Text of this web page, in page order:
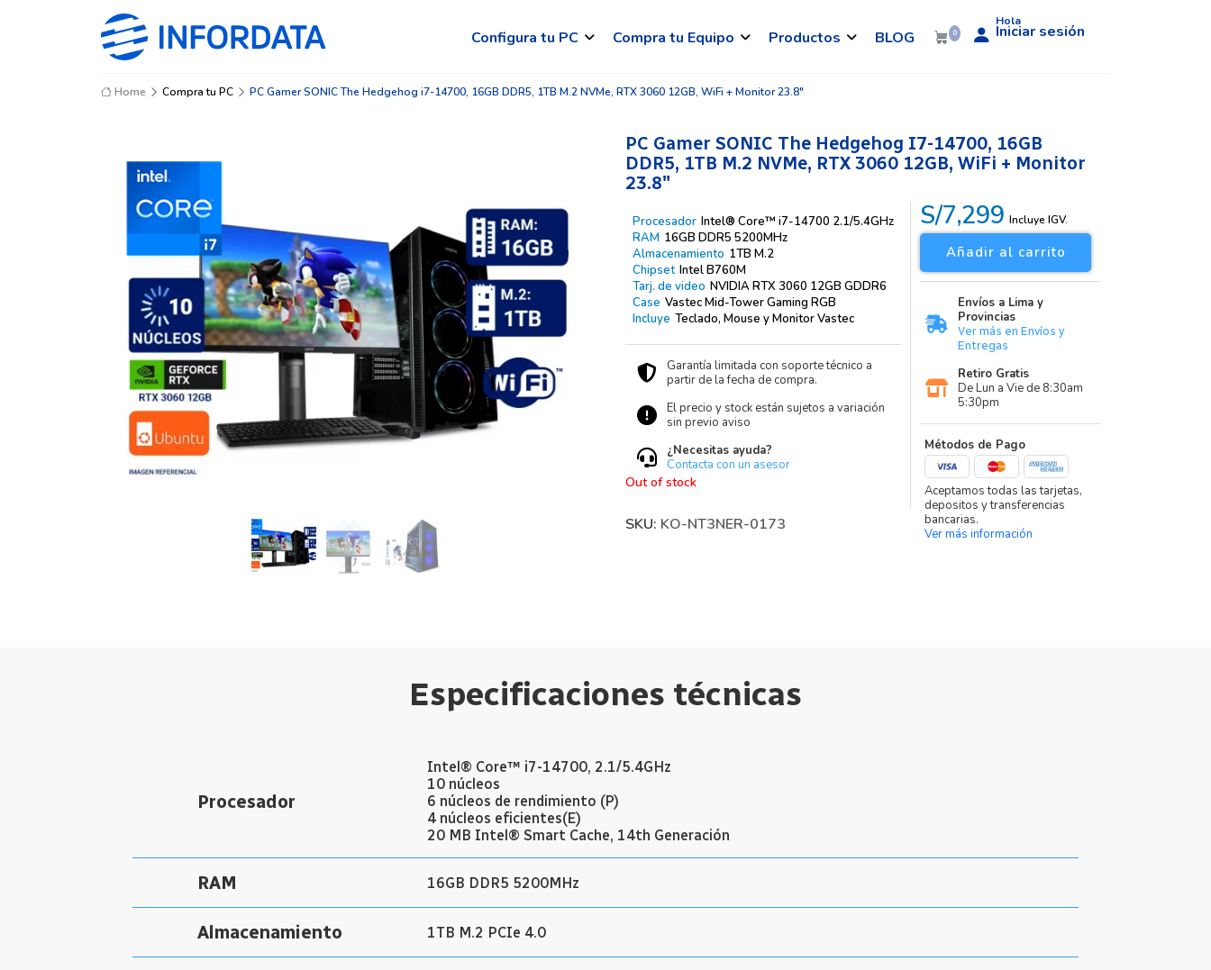
Configura tu PC Compra tu Equipo Productos BLOG 0
Hola
Iniciar sesión
Home Compra tu PC PC Gamer SONIC The Hedgehog i7-14700, 16GB DDR5, 1TB M.2 NVMe, RTX 3060 12GB, WiFi + Monitor 23.8"
PC Gamer SONIC The Hedgehog I7-14700, 16GB
DDR5, 1TB M.2 NVMe, RTX 3060 12GB, WiFi + Monitor
23.8″
Procesador Intel® Core™ i7-14700 2.1/5.4GHz
RAM 16GB DDR5 5200MHz
Almacenamiento 1TB M.2
Chipset Intel B760M
Tarj. de video NVIDIA RTX 3060 12GB GDDR6
Case Vastec Mid-Tower Gaming RGB
Incluye Teclado, Mouse y Monitor Vastec
Garantía limitada con soporte técnico a
partir de la fecha de compra.
El precio y stock están sujetos a variación
sin previo aviso
¿Necesitas ayuda?
Contacta con un asesor
S/7,299 Incluye IGV.
Añadir al carrito
Envíos a Lima y
Provincias
Ver más en Envíos y
Entregas
Retiro Gratis
De Lun a Vie de 8:30am
5:30pm
Métodos de Pago
Aceptamos todas las tarjetas,
depositos y transferencias
bancarias.
Ver más información
Out of stock
SKU: KO-NT3NER-0173
Especificaciones técnicas
Procesador
Intel® Core™ i7-14700, 2.1/5.4GHz
10 núcleos
6 núcleos de rendimiento (P)
4 núcleos eficientes(E)
20 MB Intel® Smart Cache, 14th Generación
RAM 16GB DDR5 5200MHz
Almacenamiento 1TB M.2 PCIe 4.0